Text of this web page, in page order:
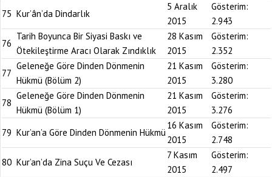
75 Kur’ân’da Dindarlık
5 Aralık
2015
Gösterim:
2.943
76
Tarih Boyunca Bir Siyasi Baskı ve
Ötekileştirme Aracı Olarak Zındıklık
28 Kasım
2015
Gösterim:
2.352
77
Geleneğe Göre Dinden Dönmenin
Hükmü (Bölüm 2)
21 Kasım
2015
Gösterim:
3.280
78
Geleneğe Göre Dinden Dönmenin
Hükmü (Bölüm 1)
21 Kasım
2015
Gösterim:
3.276
79 Kur’an’a Göre Dinden Dönmenin Hükmü
16 Kasım
2015
Gösterim:
2.748
80 Kur’an’da Zina Suçu Ve Cezası
7 Kasım
2015
Gösterim:
2.497